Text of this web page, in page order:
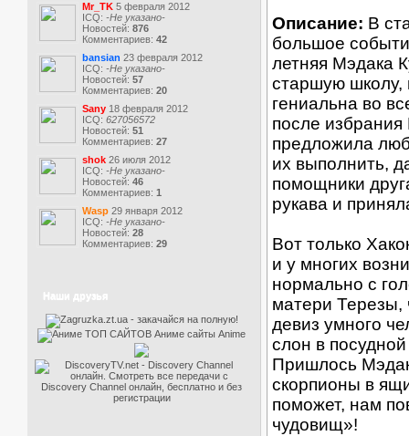
Mr_TK 5 февраля 2012
ICQ: -Не указано-
Новостей: 876
Комментариев: 42
bansian 23 февраля 2012
ICQ: -Не указано-
Новостей: 57
Комментариев: 20
Sany 18 февраля 2012
ICQ: 627056572
Новостей: 51
Комментариев: 27
shok 26 июля 2012
ICQ: -Не указано-
Новостей: 46
Комментариев: 1
Wasp 29 января 2012
ICQ: -Не указано-
Новостей: 28
Комментариев: 29
Наши друзья
Описание: В
большое
летняя Мэдака
старшую школу,
гениальна во
после
предложила
их выполнить,
помощники
рукава и
Вот только
и у многих
нормально с
матери
девиз умного
слон в
Пришлось
скорпионы в
поможет, нам
чудовищ»!